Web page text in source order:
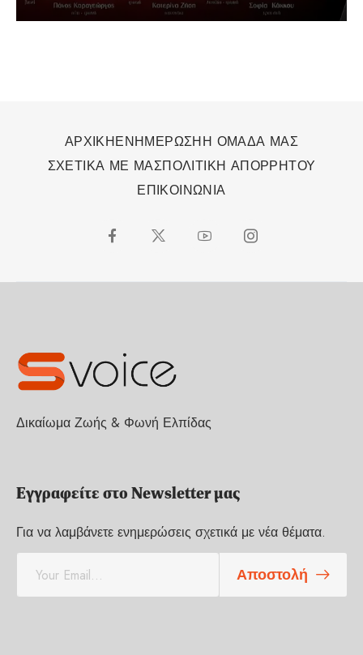
ΑΡΧΙΚΗΕΝΗΜΕΡΩΣΗΗ ΟΜΑΔΑ ΜΑΣ
ΣΧΕΤΙΚΑ ΜΕ ΜΑΣΠΟΛΙΤΙΚΗ ΑΠΟΡΡΗΤΟΥ
ΕΠΙΚΟΙΝΩΝΙΑ
Δικαίωμα Ζωής & Φωνή Ελπίδας
Εγγραφείτε στο Newsletter μας
Για να λαμβάνετε ενημερώσεις σχετικά με νέα θέματα.
a
Αποστολή